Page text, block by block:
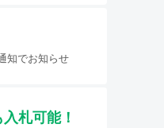
知でお知らせ
札可能！